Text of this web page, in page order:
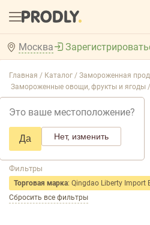
Москва
Это ваше местоположение?
Да Нет, изменить
Главная / Каталог / Замороженная
Замороженные овощи, фрукты и ягоды /
Добавить фильтр товаров
по популярности
Фильтры
Торговая марка: Qingdao Liberty Import
Сбросить все фильтры